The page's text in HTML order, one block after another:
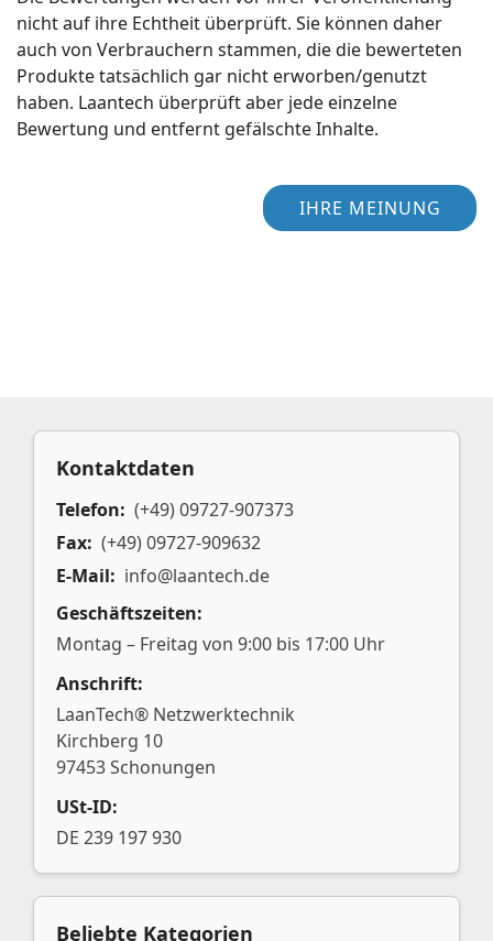
nicht auf ihre Echtheit überprüft. Sie können daher
auch von Verbrauchern stammen, die die bewerteten
Produkte tatsächlich gar nicht erworben/genutzt
haben. Laantech überprüft aber jede einzelne
Bewertung und entfernt gefälschte Inhalte.
IHRE MEINUNG
Kontaktdaten
Telefon: (+49) 09727-907373
Fax: (+49) 09727-909632
E-Mail: info@laantech.de
Geschäftszeiten:
Montag – Freitag von 9:00 bis 17:00 Uhr
Anschrift:
LaanTech® Netzwerktechnik
Kirchberg 10
97453 Schonungen
USt-ID:
DE 239 197 930
Beliebte Kategorien